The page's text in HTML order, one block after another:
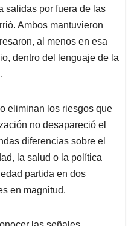
salidas por fuera de las
Ambos mantuvieron
al menos en esa
dentro del lenguaje de la
eliminan los riesgos que
no desapareció el
diferencias sobre el
la salud o la política
partida en dos
en magnitud.